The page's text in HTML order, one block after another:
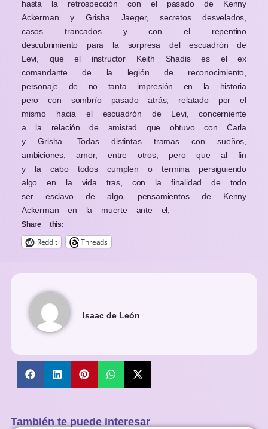
hasta la retrospección con el pasado de Kenny
Ackerman y Grisha Jaeger, secretos desvelados,
casos trancados y con el repentino
descubrimiento para la sorpresa del escuadrón de
Levi, que el instructor Keith Shadis es el ex
comandante de la legión de reconocimiento,
personaje de no tanta impresión en la historia
pero con sombrío pasado atrás, relatado por el
mismo hacia el escuadrón de Levi, concerniente
a la relación de amistad que obtuvo con Carla
y Grisha. Todas distintas tramas con sueños,
ambiciones, amor, entre otros, pero que al fin
y la cabo todos cumplen o termina persiguiendo
algo en la vida tras, con la finalidad de todo
ser esclavo de algo, pensamientos de Kenny
Ackerman en la muerte ante el,
Share this:
Reddit Threads
Isaac de León
También te puede interesar